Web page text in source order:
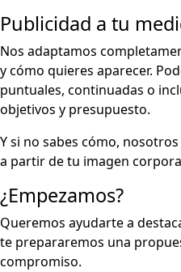
Publicidad a tu
Nos adaptamos
y cómo quieres aparecer.
puntuales, continuadas o
objetivos y presupuesto.
Y si no sabes cómo,
a partir de tu imagen
¿Empezamos?
Queremos ayudarte a
te prepararemos una
compromiso.